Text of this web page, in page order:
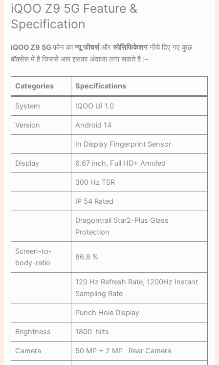
iQOO Z9 5G Feature &
Specification
iQOO Z9 5Gफोन कान्यू फीचर्सऔरस्पेसिफिकेशननीचे दिए गए कुछ
बॉक्सेस में है जिससे आप इसका अंदाजा लगा सकते है :–
Categories Specifications
System IQOO UI 1.0
Version Android 14
In Display Fingerprint Sensor
Display 6.67 inch, Full HD+ Amoled
300 Hz TSR
IP 54 Rated
Dragontrail Star2-Plus Glass
Protection
Screen-to-
body-ratio
86.8 %
120 Hz Refresh Rate, 1200Hz Instant
Sampling Rate
Punch Hole Display
Brightness 1800 Nits
Camera 50 MP + 2 MP Rear Camera